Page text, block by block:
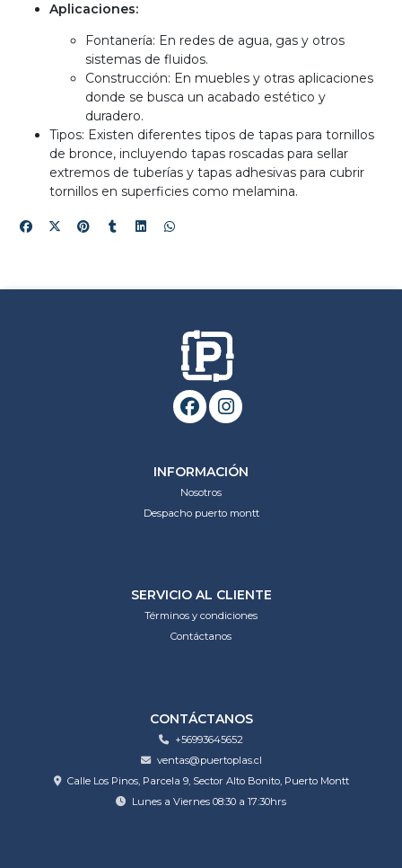
Aplicaciones:
Fontanería: En redes de agua, gas y otros
sistemas de fluidos.
Construcción: En muebles y otras aplicaciones
donde se busca un acabado estético y
duradero.
Tipos: Existen diferentes tipos de tapas para tornillos
de bronce, incluyendo tapas roscadas para sellar
extremos de tuberías y tapas adhesivas para cubrir
tornillos en superficies como melamina.
INFORMACIÓN
Nosotros
Despacho puerto montt
SERVICIO AL CLIENTE
Términos y condiciones
Contáctanos
CONTÁCTANOS
+56993645652
ventas@puertoplas.cl
Calle Los Pinos, Parcela 9, Sector Alto Bonito, Puerto Montt
Lunes a Viernes 08:30 a 17:30hrs